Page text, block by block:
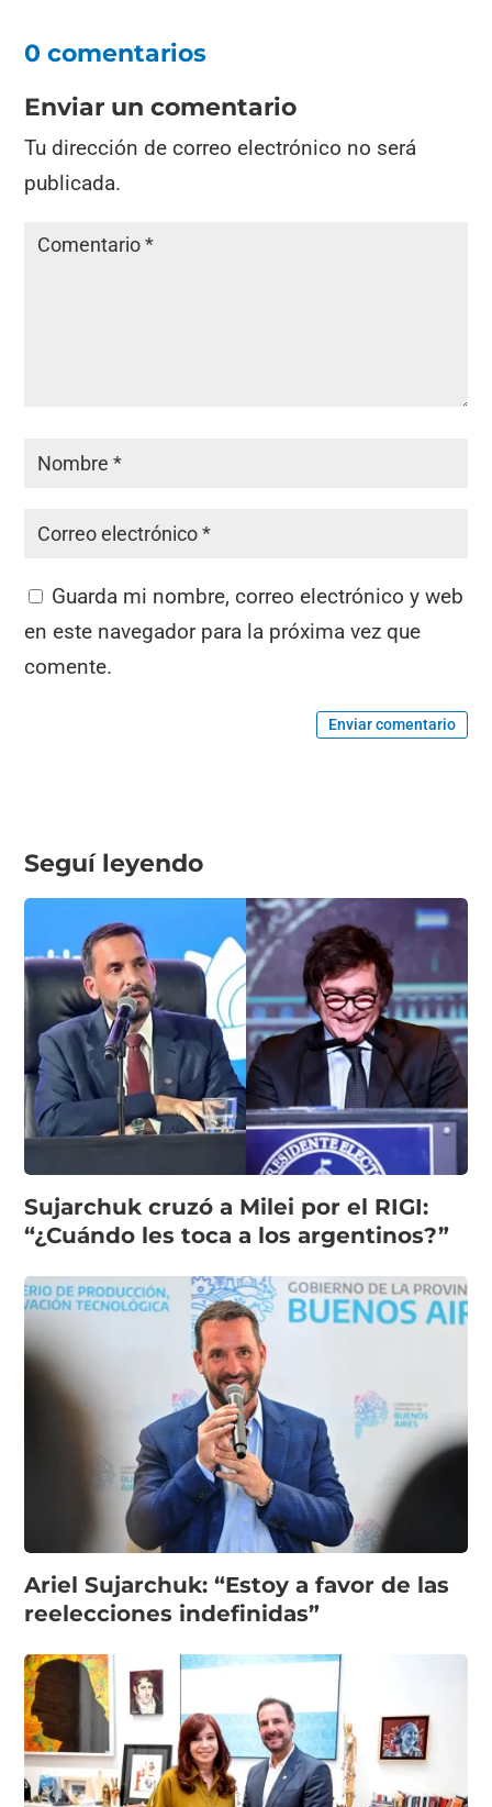
0 comentarios
Enviar un comentario
Tu dirección de correo electrónico no será
publicada.
Guarda mi nombre, correo electrónico y web
en este navegador para la próxima vez que
comente.
Enviar comentario
Seguí leyendo
Sujarchuk cruzó a Milei por el RIGI:
“¿Cuándo les toca a los argentinos?”
Ariel Sujarchuk: “Estoy a favor de las
reelecciones indefinidas”